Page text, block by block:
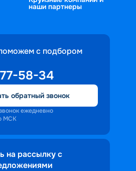
10 дней. Решать
наши партнеры
с подбором
58-34
обратный звонок
ежедневно
МСК
на рассылку с